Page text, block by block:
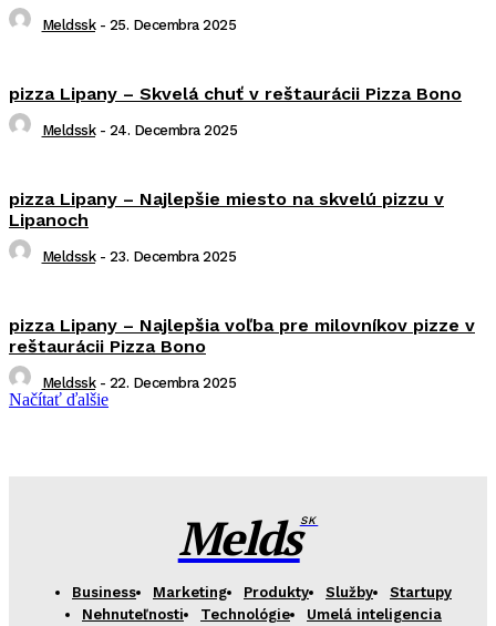
Meldssk - 25. Decembra 2025
pizza Lipany – Skvelá chuť v reštaurácii Pizza Bono
Meldssk - 24. Decembra 2025
pizza Lipany – Najlepšie miesto na skvelú pizzu v
Lipanoch
Meldssk - 23. Decembra 2025
pizza Lipany – Najlepšia voľba pre milovníkov pizze v
reštaurácii Pizza Bono
Meldssk - 22. Decembra 2025
Načítať ďalšie
MeldsSK
Business Marketing Produkty Služby
Startupy
Nehnuteľnosti
Technológie
Umelá inteligencia